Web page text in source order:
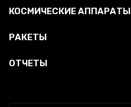
КОСМИЧЕСКИЕ АППАРАТЫ
РАКЕТЫ
ОТЧЕТЫ